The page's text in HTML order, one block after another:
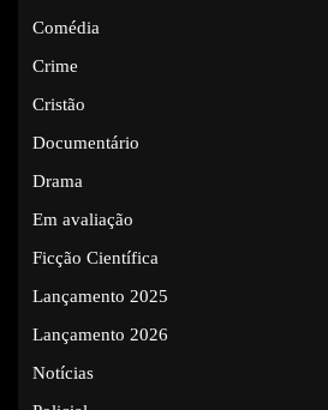
Comédia
Crime
Cristão
Documentário
Drama
Em avaliação
Ficção Científica
Lançamento 2025
Lançamento 2026
Notícias